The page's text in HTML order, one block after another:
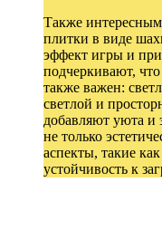
Также
плитки в виде
эффект игры и
подчеркивают,
также важен:
светлой и
добавляют уюта и
не только
аспекты, такие
устойчивость к